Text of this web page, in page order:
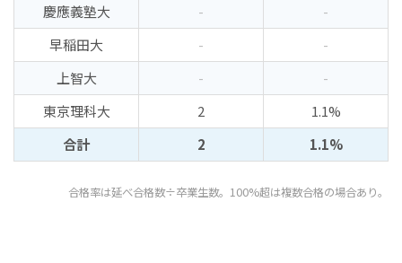
慶應義塾大
-
-
早稲田大
-
-
上智大
-
-
東京理科大
2
1.1%
合計
2 1.1%
合格率は延べ合格数÷卒業生数。100%超は複数合格の場合あり。